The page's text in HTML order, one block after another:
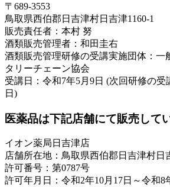
〒689-3553
鳥取県西伯郡日吉津村日吉津1160-1
販売責任者：本村 努
酒類販売管理者：和田圭右
酒類販売管理研修の受講実施団体：一
タリーチェーン協会
受講日：令和7年5月9日 (次回研修の受
日)
医薬品は下記店舗にて販売して
イオン薬局日吉津店
店舗所在地：鳥取県西伯郡日吉津村日
許可番号：第0787号
許可年月日：令和2年10月17日～令和8